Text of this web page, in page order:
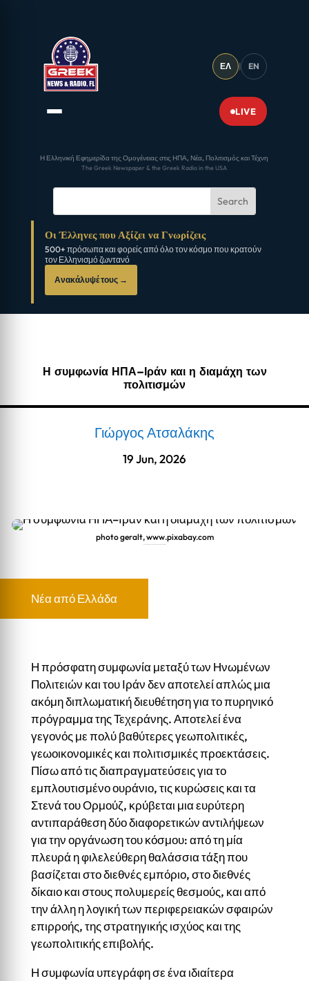
ΕΛ | EN
LIVE
Η Ελληνική Εφημερίδα της Ομογένειας στις ΗΠΑ, Νέα, Πολιτισμός και Τέχνη
The Greek Newspaper & the Greek Radio in the USA
Οι Έλληνες που Αξίζει να Γνωρίζεις
500+ πρόσωπα και φορείς από όλο τον κόσμο που κρατούν
τον Ελληνισμό ζωντανό
Ανακάλυψέ τους →
Η συμφωνία ΗΠΑ–Ιράν και η διαμάχη των
πολιτισμών
Γιώργος Ατσαλάκης
19 Jun, 2026
photo geralt, www.pixabay.com
Νέα από Ελλάδα
Η πρόσφατη συμφωνία μεταξύ των Ηνωμένων
Πολιτειών και του Ιράν δεν αποτελεί απλώς μια
ακόμη διπλωματική διευθέτηση για το πυρηνικό
πρόγραμμα της Τεχεράνης. Αποτελεί ένα
γεγονός με πολύ βαθύτερες γεωπολιτικές,
γεωοικονομικές και πολιτισμικές προεκτάσεις.
Πίσω από τις διαπραγματεύσεις για το
εμπλουτισμένο ουράνιο, τις κυρώσεις και τα
Στενά του Ορμούζ, κρύβεται μια ευρύτερη
αντιπαράθεση δύο διαφορετικών αντιλήψεων
για την οργάνωση του κόσμου: από τη μία
πλευρά η φιλελεύθερη θαλάσσια τάξη που
βασίζεται στο διεθνές εμπόριο, στο διεθνές
δίκαιο και στους πολυμερείς θεσμούς, και από
την άλλη η λογική των περιφερειακών σφαιρών
επιρροής, της στρατηγικής ισχύος και της
γεωπολιτικής επιβολής.
Η συμφωνία υπεγράφη σε ένα ιδιαίτερα